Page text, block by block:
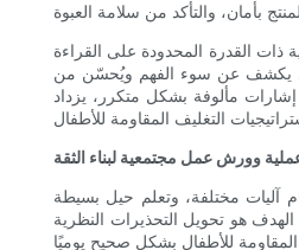
ذات القدرة المحدودة على القراءة
- أن يكشف عن سوء الفهم ويُحسّن من
مألوفة بشكل متكرر، يزداد
وورش عمل مجتمعية لبناء الثقة
آليات مختلفة، وتعلم حيل بسيطة
هو تحويل التحذيرات النظرية